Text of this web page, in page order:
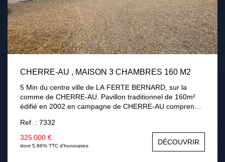
CHERRE-AU , MAISON 3 CHAMBRES 160 M2
5 Min du centre ville de LA FERTE BERNARD, sur la
comme de CHERRE-AU. Pavillon traditionnel de 160m²
édifié en 2002 en campagne de CHERRE-AU comprenant
cheminée insert, une cuisine aménagée équipée,
véranda, une chambre, une salle de bains avec douche,
un cellier, une chaufferie. A l'étage : palier desservant
deux chambres dont une 32m² pouvant être divisé, salle
Ref. : 7332
325 000 €
dont 5.86% TTC d'honoraires DÉCOUVRIR